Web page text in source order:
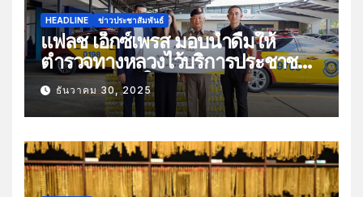
HEADLINE ข่าวประชาสัมพันธ์
แฟลช เอ็กซ์เพรส มอบน้ำดื่มให้
ตำรวจทางหลวงไว้บริการประชาชน
ช่วงเทศกาลปีใหม่
ธันวาคม 30, 2025